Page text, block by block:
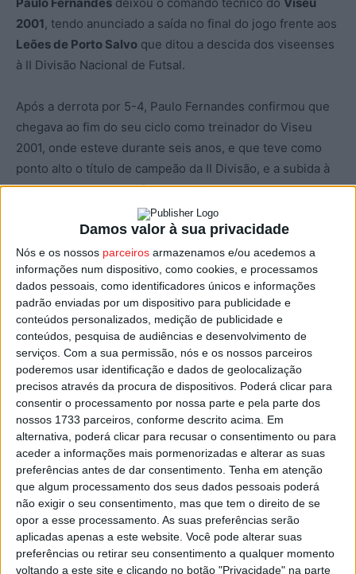
Damos valor à sua privacidade
Nós e os nossos parceiros armazenamos e/ou acedemos a
informações num dispositivo, como cookies, e processamos
dados pessoais, como identificadores únicos e informações
padrão enviadas por um dispositivo para publicidade e
conteúdos personalizados, medição de publicidade e
conteúdos, pesquisa de audiências e desenvolvimento de
serviços. Com a sua permissão, nós e os nossos parceiros
poderemos usar identificação e dados de geolocalização
precisos através da procura de dispositivos. Poderá clicar para
consentir o processamento por nossa parte e pela parte dos
nossos 1733 parceiros, conforme descrito acima. Em
alternativa, poderá clicar para recusar o consentimento ou para
aceder a informações mais pormenorizadas e alterar as suas
preferências antes de dar consentimento. Tenha em atenção
que algum processamento dos seus dados pessoais poderá
não exigir o seu consentimento, mas que tem o direito de se
opor a esse processamento. As suas preferências serão
aplicadas apenas a este website. Você pode alterar suas
preferências ou retirar seu consentimento a qualquer momento
voltando a este site e clicando no botão "Privacidade" na parte
2001, tendo anunciado a saída no final do jogo frente aos
Leões de Porto Salvo que ditou a descida dos viseenses
à II Divisão Nacional de Futsal.
Após a derrota por 5-4, Paulo Fernandes confirmou que
chegava ao fim do seu ciclo como treinador do Viseu
2001, onde esteve durante seis anos, e que teve como
ponto alto o título de campeão da II Divisão, e a subida à
Liga de Futsal, onde a formação viseense esteve nas
últimas quatro temporadas.
Reprodutor
de
áudio
00:00 00:00
O Viseu 2001 / Palácio do Gelo foi despromovido à II
Divisão depois de não ter conseguido pontuar frente aos
Leões de Porto Salvo, acabando o campeonato com os
mesmos pontos do Candoso, mas com desvantagem no
confronto direto, com uma derrota por 2-0 na primeira
volta e um empate a dois golos no Pavilhão Cidade de
Viseu.
Esta e outras notícias para ouvir na Estação Diária – 96.8
FM ou emwww.968.fm.
Pub